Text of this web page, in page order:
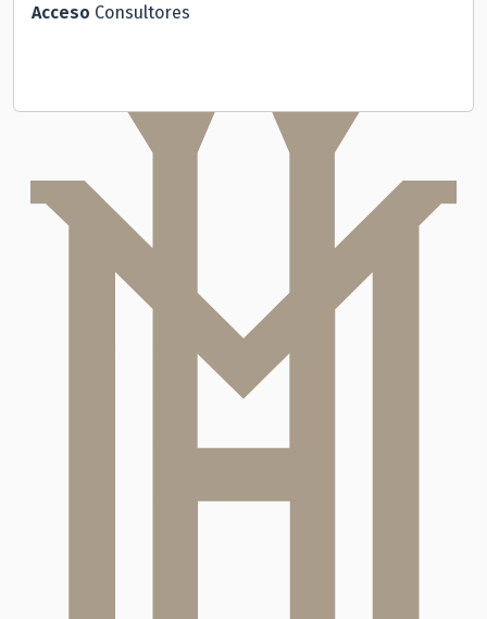
Acceso Consultores